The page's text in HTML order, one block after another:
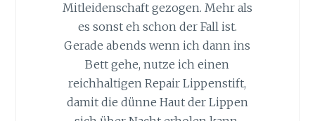
Mitleidenschaft gezogen. Mehr als
es sonst eh schon der Fall ist.
Gerade abends wenn ich dann ins
Bett gehe, nutze ich einen
reichhaltigen Repair Lippenstift,
damit die dünne Haut der Lippen